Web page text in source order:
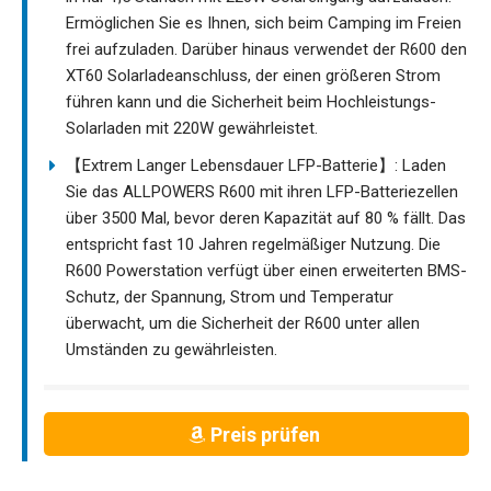
Ermöglichen Sie es Ihnen, sich beim Camping im Freien
frei aufzuladen. Darüber hinaus verwendet der R600 den
XT60 Solarladeanschluss, der einen größeren Strom
führen kann und die Sicherheit beim Hochleistungs-
Solarladen mit 220W gewährleistet.
【Extrem Langer Lebensdauer LFP-Batterie】: Laden
Sie das ALLPOWERS R600 mit ihren LFP-Batteriezellen
über 3500 Mal, bevor deren Kapazität auf 80 % fällt. Das
entspricht fast 10 Jahren regelmäßiger Nutzung. Die
R600 Powerstation verfügt über einen erweiterten BMS-
Schutz, der Spannung, Strom und Temperatur
überwacht, um die Sicherheit der R600 unter allen
Umständen zu gewährleisten.
Preis prüfen